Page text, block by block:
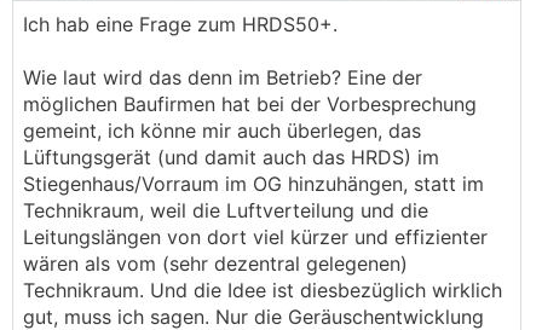
Ich hab eine Frage zum HRDS50+.
Wie laut wird das denn im Betrieb? Eine der
möglichen Baufirmen hat bei der Vorbesprechung
gemeint, ich könne mir auch überlegen, das
Lüftungsgerät (und damit auch das HRDS) im
Stiegenhaus/Vorraum im OG hinzuhängen, statt im
Technikraum, weil die Luftverteilung und die
Leitungslängen von dort viel kürzer und effizienter
wären als vom (sehr dezentral gelegenen)
Technikraum. Und die Idee ist diesbezüglich wirklich
gut, muss ich sagen. Nur die Geräuschentwicklung